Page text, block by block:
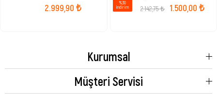
2.999,90 ₺ 1.500,00 ₺
2.142,75 ₺
%30
i̇ndirim
Kurumsal
Müşteri Servisi